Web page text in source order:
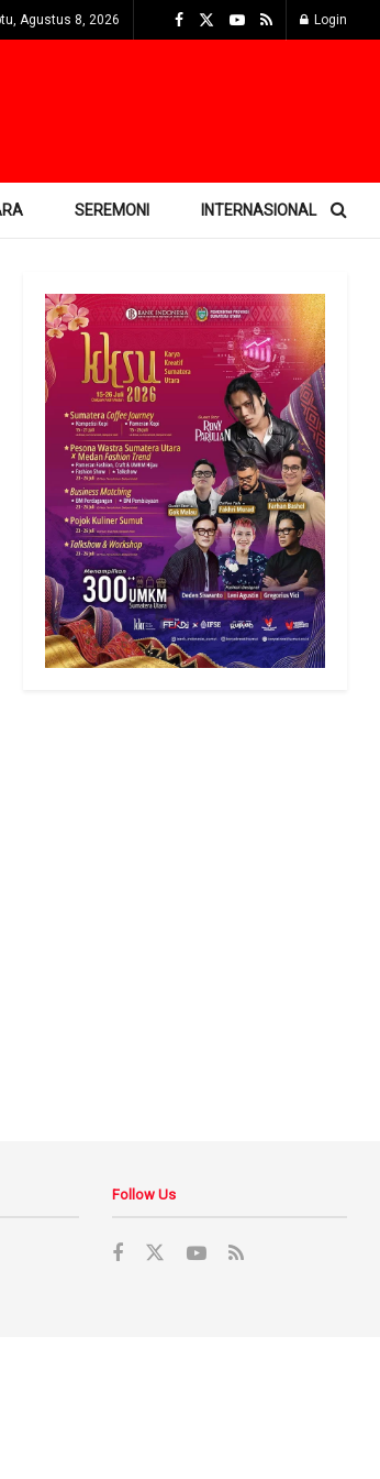
Agustus 8, 2026 Login
SEREMONI INTERNASIONAL
Follow Us